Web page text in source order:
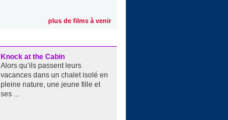
plus de films à venir
Knock at the Cabin
Alors qu’ils passent leurs
vacances dans un chalet isolé en
pleine nature, une jeune fille et
ses ...